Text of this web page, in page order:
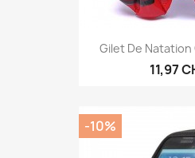
Gilet De
11,97
-10%